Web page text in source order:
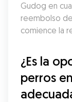
Gudog en
reembolso
comience la
¿Es la
perros